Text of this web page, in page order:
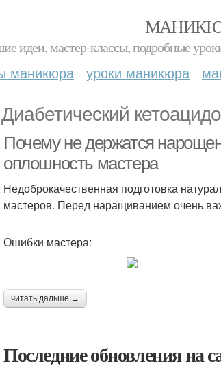
идеи, мастер-классы, подробные
маникюра уроки маникюра
Диабетический
Почему не держатся
оплошность мастера
Недоброкачественная подготовка
мастеров. Перед наращиванием очень
Ошибки мастера:
читать дальше →
Последние обновления на